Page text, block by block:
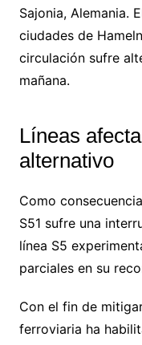
Sajonia, Alemania.
ciudades de
circulación sufre
mañana.
Líneas
alternativo
Como
S51 sufre una
línea S5
parciales en su
Con el fin de
ferroviaria ha